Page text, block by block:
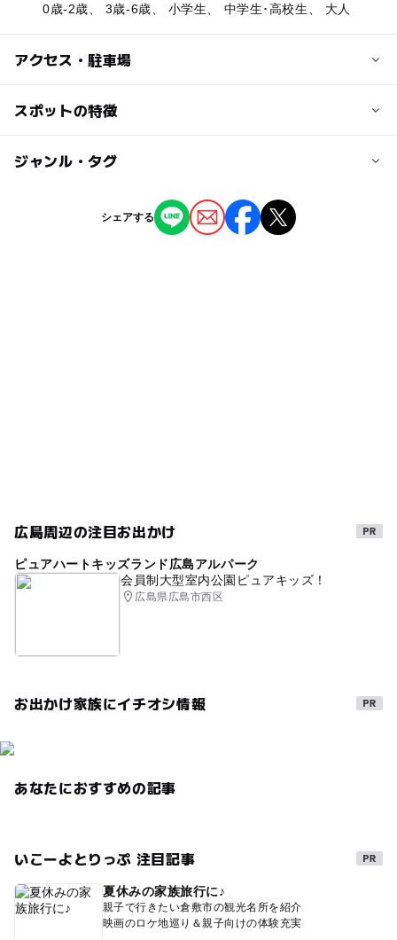
0歳-2歳、 3歳-6歳、 小学生、 中学生･高校生、 大人
アクセス・駐車場
交通アクセス
スポットの特徴
駐車場あり ◯
◯ 託児所
ジャンル・タグ
シェアする
広島周辺の注目お出かけ
ピュアハートキッズランド広島アルパーク
会員制大型室内公園ピュアキッズ！
広島県広島市西区
お出かけ家族にイチオシ情報
あなたにおすすめの記事
いこーよとりっぷ 注目記事
夏休みの家族旅行に♪
親子で行きたい倉敷市の観光名所を紹介
映画のロケ地巡り＆親子向けの体験充実